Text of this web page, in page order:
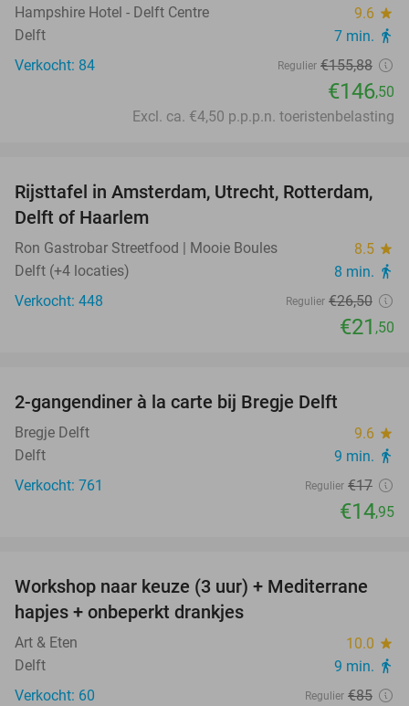
Hampshire Hotel - Delft Centre 9.6 star
Delft 7 min. directions_walk
Verkocht: 84 Regulier €155,88
€146,50
Excl. ca. €4,50 p.p.p.n. toeristenbelasting
19%
Rijsttafel in Amsterdam, Utrecht, Rotterdam,
Delft of Haarlem
Ron Gastrobar Streetfood | Mooie Boules 8.5 star
Delft (+4 locaties) 8 min. directions_walk
Verkocht: 448 Regulier €26,50
€21 ,50
2-gangendiner à la carte bij Bregje Delft
Bregje Delft 9.6 star
Delft 9 min. directions_walk
Verkocht: 761 Regulier €17
€14,95
54%
Workshop naar keuze (3 uur) + Mediterrane
hapjes + onbeperkt drankjes
Art & Eten 10.0 star
Delft 9 min. directions_walk
Verkocht: 60 Regulier €85